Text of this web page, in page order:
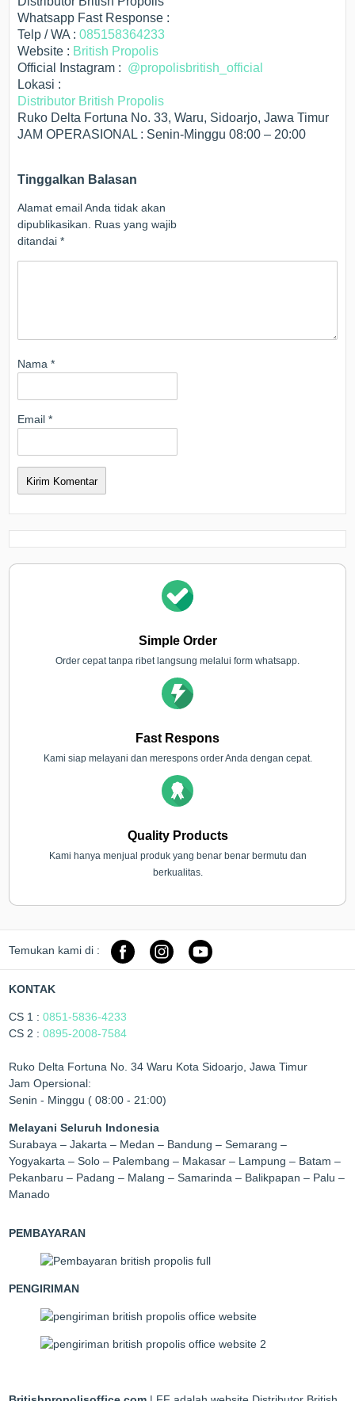
Whatsapp Fast Response :
Telp / WA :085158364233
Website : British Propolis
Official Instagram : @propolisbritish_official
Lokasi :
Distributor British Propolis
Ruko Delta Fortuna No. 33, Waru, Sidoarjo, Jawa Timur
JAM OPERASIONAL : Senin-Minggu 08:00 – 20:00
Tinggalkan Balasan
Alamat email Anda tidak akan
dipublikasikan. Ruas yang wajib
ditandai*
Nama*
Email*
Simple Order
Order cepat tanpa ribet langsung melalui form whatsapp.
Fast Respons
Kami siap melayani dan merespons order Anda dengan cepat.
Quality Products
Kami hanya menjual produk yang benar benar bermutu dan
berkualitas.
Temukan kami di :
KONTAK
CS 1 :0851-5836-4233
CS 2 :0895-2008-7584
Ruko Delta Fortuna No. 34 Waru Kota Sidoarjo, Jawa Timur
Jam Opersional:
Senin - Minggu ( 08:00 - 21:00)
Melayani Seluruh Indonesia
Surabaya – Jakarta – Medan – Bandung – Semarang –
Yogyakarta – Solo – Palembang – Makasar – Lampung – Batam –
Pekanbaru – Padang – Malang – Samarinda – Balikpapan – Palu –
Manado
PEMBAYARAN
PENGIRIMAN